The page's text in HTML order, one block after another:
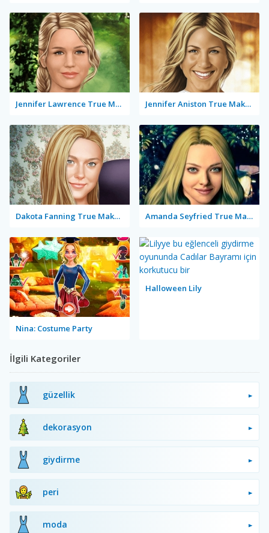
Jennifer Lawrence True Make Up Jennifer Aniston True Make Up
Dakota Fanning True Make Up Amanda Seyfried True Make Up
Nina: Costume Party
Halloween Lily
İlgili Kategoriler
güzellik
dekorasyon
giydirme
peri
moda